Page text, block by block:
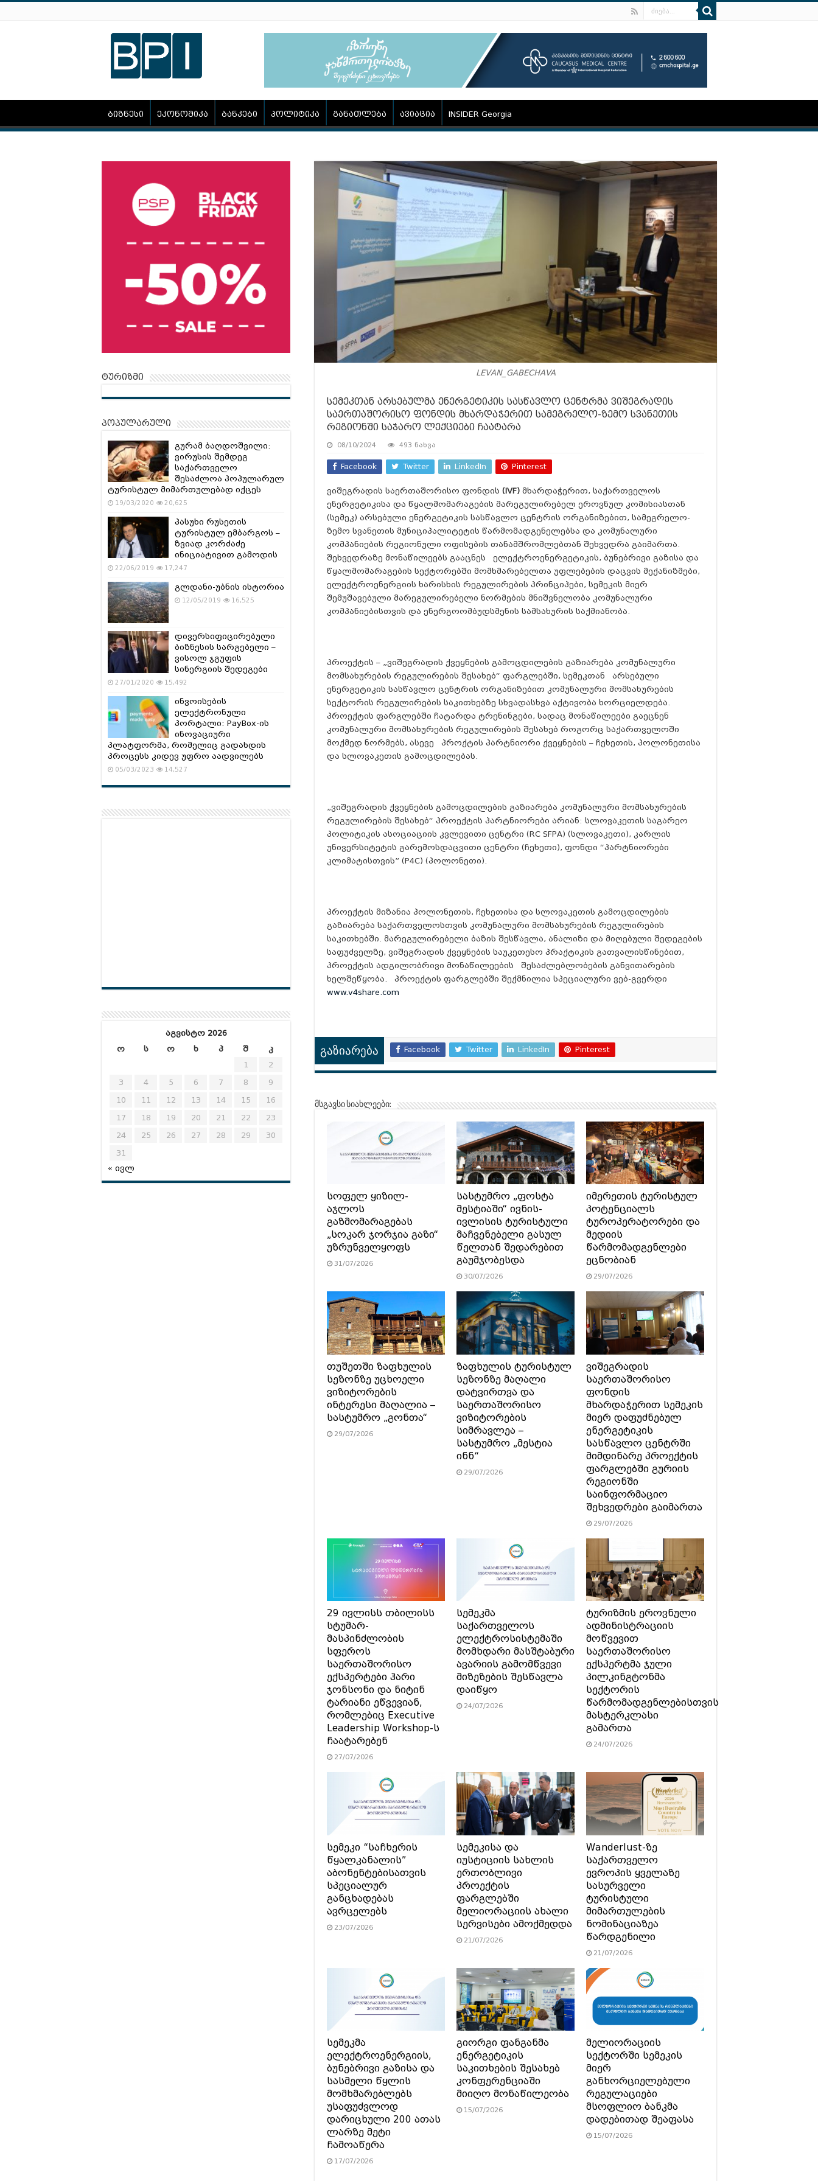
ბიზნესი ეკონომიკა ბანკები პოლიტიკა განათლება ავიაცია INSIDER Georgia
LEVAN_GABECHAVA
სემეკთან არსებულმა ენერგეტიკის სასწავლო ცენტრმა ვიშეგრადის
საერთაშორისო ფონდის მხარდაჭერით სამეგრელო-ზემო სვანეთის
რეგიონში საჯარო ლექციები ჩაატარა
08/10/2024 493 ნახვა
Facebook Twitter LinkedIn Pinterest
ვიშეგრადის საერთაშორისო ფონდის (IVF) მხარდაჭერით, საქართველოს
ენერგეტიკისა და წყალმომარაგების მარეგულირებელ ეროვნულ კომისიასთან
(სემეკ) არსებული ენერგეტიკის სასწავლო ცენტრის ორგანიზებით, სამეგრელო-
ზემო სვანეთის მუნიციპალიტეტის წარმომადგენელებსა და კომუნალური
კომპანიების რეგიონული ოფისების თანამშრომლებთან შეხვედრა გაიმართა.
შეხვედრაზე მონაწილეებს გააცნეს ელექტროენერგეტიკის, ბუნებრივი გაზისა და
წყალმომარაგების სექტორებში მომხმარებელთა უფლებების დაცვის მექანიზმები,
ელექტროენერგიის ხარისხის რეგულირების პრინციპები, სემეკის მიერ
შემუშავებული მარეგულირებელი ნორმების მნიშვნელობა კომუნალური
კომპანიებისთვის და ენერგოომბუდსმენის სამსახურის საქმიანობა.
პროექტის – „ვიშეგრადის ქვეყნების გამოცდილების გაზიარება კომუნალური
მომსახურების რეგულირების შესახებ“ ფარგლებში, სემეკთან არსებული
ენერგეტიკის სასწავლო ცენტრის ორგანიზებით კომუნალური მომსახურების
სექტორის რეგულირების საკითხებზე სხვადასხვა აქტივობა ხორციელდება.
პროექტის ფარგლებში ჩატარდა ტრენინგები, სადაც მონაწილეები გაეცნენ
კომუნალური მომსახურების რეგულირების შესახებ როგორც საქართველოში
მოქმედ ნორმებს, ასევე პროქტის პარტნიორი ქვეყნების – ჩეხეთის, პოლონეთისა
და სლოვაკეთის გამოცდილებას.
„ვიშეგრადის ქვეყნების გამოცდილების გაზიარება კომუნალური მომსახურების
რეგულირების შესახებ“ პროექტის პარტნიორები არიან: სლოვაკეთის საგარეო
პოლიტიკის ასოციაციის კვლევითი ცენტრი (RC SFPA) (სლოვაკეთი), კარლის
უნივერსიტეტის გარემოსდაცვითი ცენტრი (ჩეხეთი), ფონდი “პარტნიორები
კლიმატისთვის” (P4C) (პოლონეთი).
პროექტის მიზანია პოლონეთის, ჩეხეთისა და სლოვაკეთის გამოცდილების
გაზიარება საქართველოსთვის კომუნალური მომსახურების რეგულირების
საკითხებში. მარეგულირებელი ბაზის შესწავლა, ანალიზი და მიღებული შედეგების
საფუძველზე, ვიშეგრადის ქვეყნების საუკეთესო პრაქტიკის გათვალისწინებით,
პროექტის ადგილობრივი მონაწილეების შესაძლებლობების განვითარების
ხელშეწყობა. პროექტის ფარგლებში შექმნილია სპეციალური ვებ-გვერდი
www.v4share.com
გაზიარება Facebook Twitter LinkedIn Pinterest
მსგავსი სიახლეები:
სოფელ ყიზილ-
აჯლოს
გაზმომარაგებას
„სოკარ ჯორჯია გაზი“
უზრუნველყოფს
31/07/2026
სასტუმრო „ფოსტა
მესტიაში“ ივნის-
ივლისის ტურისტული
მაჩვენებელი გასულ
წელთან შედარებით
გაუმჯობესდა
30/07/2026
იმერეთის ტურისტულ
პოტენციალს
ტუროპერატორები და
მედიის
წარმომადგენლები
ეცნობიან
29/07/2026
თუშეთში ზაფხულის
სეზონზე უცხოელი
ვიზიტორების
ინტერესი მაღალია –
სასტუმრო „გონთა“
29/07/2026
ზაფხულის ტურისტულ
სეზონზე მაღალი
დატვირთვა და
საერთაშორისო
ვიზიტორების
სიმრავლეა –
სასტუმრო „მესტია
ინნ“
29/07/2026
ვიშეგრადის
საერთაშორისო
ფონდის
მხარდაჭერით სემეკის
მიერ დაფუძნებულ
ენერგეტიკის
სასწავლო ცენტრში
მიმდინარე პროექტის
ფარგლებში გურიის
რეგიონში
საინფორმაციო
შეხვედრები გაიმართა
29/07/2026
29 ივლისს თბილისს
სტუმარ-
მასპინძლობის
სფეროს
საერთაშორისო
ექსპერტები ჰარი
ჯონსონი და ნიტინ
ტარიანი ეწვევიან,
რომლებიც Executive
Leadership Workshop-ს
ჩაატარებენ
27/07/2026
სემეკმა
საქართველოს
ელექტროსისტემაში
მომხდარი მასშტაბური
ავარიის გამომწვევი
მიზეზების შესწავლა
დაიწყო
24/07/2026
ტურიზმის ეროვნული
ადმინისტრაციის
მოწვევით
საერთაშორისო
ექსპერტმა ჯული
პილკინგტონმა
სექტორის
წარმომადგენლებისთვის
მასტერკლასი
გამართა
24/07/2026
სემეკი “საჩხერის
წყალკანალის”
აბონენტებისათვის
სპეციალურ
განცხადებას
ავრცელებს
23/07/2026
სემეკისა და
იუსტიციის სახლის
ერთობლივი
პროექტის
ფარგლებში
მელიორაციის ახალი
სერვისები ამოქმედდა
21/07/2026
Wanderlust-ზე
საქართველო
ევროპის ყველაზე
სასურველი
ტურისტული
მიმართულების
ნომინაციაზეა
წარდგენილი
21/07/2026
სემეკმა
ელექტროენერგიის,
ბუნებრივი გაზისა და
სასმელი წყლის
მომხმარებლებს
უსაფუძვლოდ
დარიცხული 200 ათას
ლარზე მეტი
ჩამოაწერა
17/07/2026
გიორგი ფანგანმა
ენერგეტიკის
საკითხების შესახებ
კონფერენციაში
მიიღო მონაწილეობა
15/07/2026
მელიორაციის
სექტორში სემეკის
მიერ
განხორციელებული
რეგულაციები
მსოფლიო ბანკმა
დადებითად შეაფასა
15/07/2026
ტურიზმი
პოპულარული
გურამ ბაღდოშვილი:
ვირუსის შემდეგ
საქართველო
შესაძლოა პოპულარულ
ტურისტულ მიმართულებად იქცეს
19/03/2020 20,625
პასუხი რუსეთის
ტურისტულ ემბარგოს –
ზვიად კორძაძე
ინიციატივით გამოდის
22/06/2019 17,247
გლდანი-უბნის ისტორია
12/05/2019 16,525
დივერსიფიცირებული
ბიზნესის სარგებელი –
ვისოლ ჯგუფის
სინერგიის შედეგები
27/01/2020 15,492
ინვოისების
ელექტრონული
პორტალი: PayBox-ის
ინოვაციური
პლატფორმა, რომელიც გადახდის
პროცესს კიდევ უფრო აადვილებს
05/03/2023 14,527
აგვისტო 2026
ო
ს ო ხ პ შ
კ
1
2
3
4 5 6 7 8
9
10
11 12 13 14 15
16
17
18 19 20 21 22
23
24
25 26 27 28 29
30
31
« ივლ